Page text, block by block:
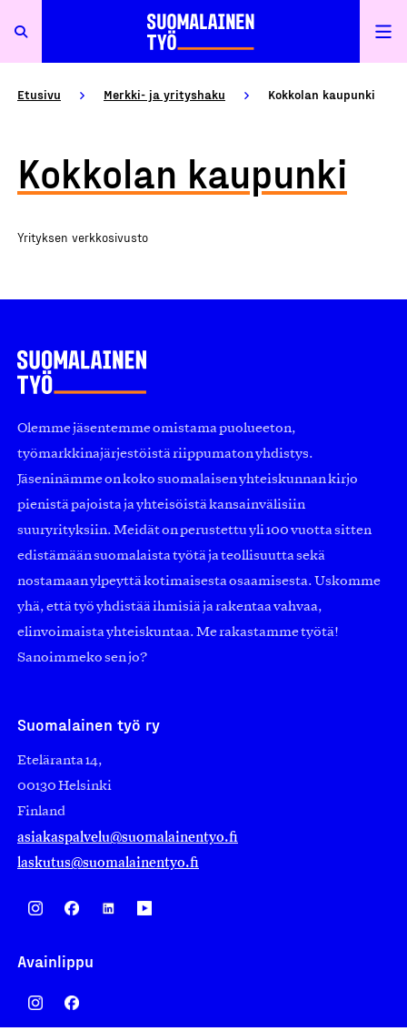
Etusivu Merkki- ja yrityshaku Kokkolan kaupunki
Kokkolan kaupunki
Yrityksen verkkosivusto
Olemme jäsentemme omistama puolueeton,
työmarkkinajärjestöistä riippumaton yhdistys.
Jäseninämme on koko suomalaisen yhteiskunnan kirjo
pienistä pajoista ja yhteisöistä kansainvälisiin
suuryrityksiin. Meidät on perustettu yli 100 vuotta sitten
edistämään suomalaista työtä ja teollisuutta sekä
nostamaan ylpeyttä kotimaisesta osaamisesta. Uskomme
yhä, että työ yhdistää ihmisiä ja rakentaa vahvaa,
elinvoimaista yhteiskuntaa. Me rakastamme työtä!
Sanoimmeko sen jo?
Suomalainen työ ry
Eteläranta 14,
00130 Helsinki
Finland
asiakaspalvelu@suomalainentyo.fi
laskutus@suomalainentyo.fi
Avainlippu